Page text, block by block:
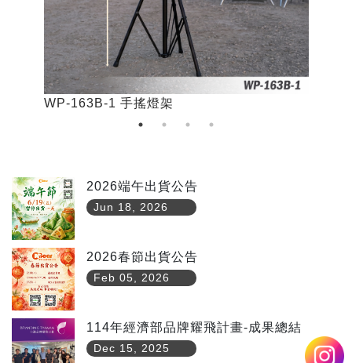
WP-163B-1 手搖燈架
2026端午出貨公告
Jun 18, 2026
2026春節出貨公告
Feb 05, 2026
114年經濟部品牌耀飛計畫-成果總結
Dec 15, 2025